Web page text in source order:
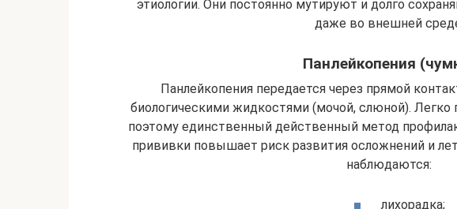
этиологии. Они постоянно мутируют и долго
даже во внешней
Панлейкопения
Панлейкопения передается через прямой
биологическими жидкостями (мочой, слюной). Легко
поэтому единственный действенный метод
прививки повышает риск развития осложнений и
наблюдаются:
лихорадка;